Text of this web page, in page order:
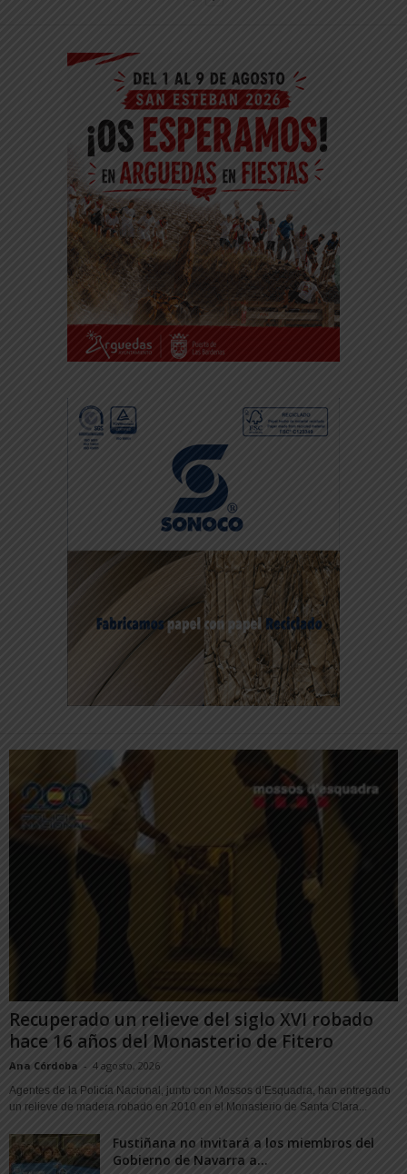
Recuperado un relieve del siglo XVI robado
hace 16 años del Monasterio de Fitero
Ana Córdoba - 4 agosto, 2026
Agentes de la Policía Nacional, junto con Mossos d’Esquadra, han entregado
un relieve de madera robado en 2010 en el Monasterio de Santa Clara...
Fustiñana no invitará a los miembros del
Gobierno de Navarra a...